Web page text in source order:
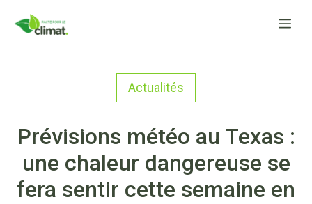
Actualités
Prévisions météo au Texas :
une chaleur dangereuse se
fera sentir cette semaine en